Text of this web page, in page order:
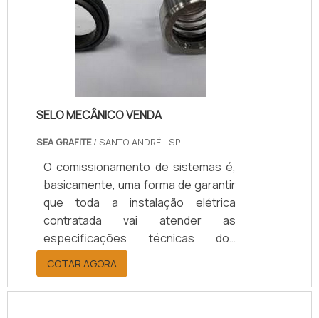
certa frequência, o que gera a
diminuição do risco de problemas
maiores além de ter um custo mais
acessível para os clientes. Já a
sempre q.
SELO MECÂNICO VENDA
SEA GRAFITE/ SANTO ANDRÉ - SP
O comissionamento de sistemas é,
basicamente, uma forma de garantir
que toda a instalação elétrica
contratada vai atender as
especificações técnicas dos
projetos e memoriais, preservando
a integridade dos usuários e
equipamentos a serem conectados
COTAR AGORA